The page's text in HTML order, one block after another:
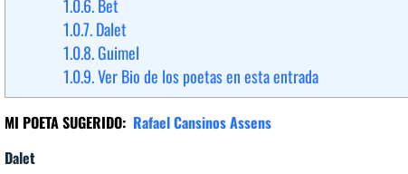
1.0.6.Bet
1.0.7.Dalet
1.0.8.Guimel
1.0.9.Ver Bio de los poetas en esta entrada
MI POETA SUGERIDO: Rafael Cansinos Assens
Dalet